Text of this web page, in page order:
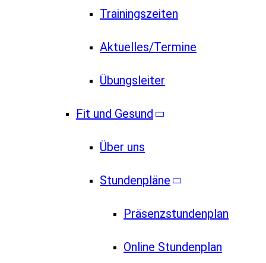
Trainingszeiten
Aktuelles/Termine
Übungsleiter
Fit und Gesund
Über uns
Stundenpläne
Präsenzstundenplan
Online Stundenplan